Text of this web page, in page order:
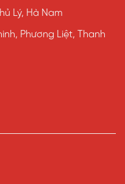
Lý, Hà Nam
Phương Liệt, Thanh